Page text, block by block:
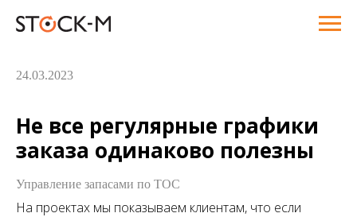
24.03.2023
Не все регулярные графики
заказа одинаково полезны
Управление запасами по ТОС
На проектах мы показываем клиентам, что если